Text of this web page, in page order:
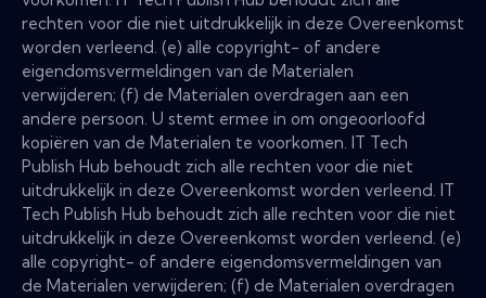
rechten voor die niet uitdrukkelijk in deze Overeenkomst
worden verleend. (e) alle copyright- of andere
eigendomsvermeldingen van de Materialen
verwijderen; (f) de Materialen overdragen aan een
andere persoon. U stemt ermee in om ongeoorloofd
kopiëren van de Materialen te voorkomen. IT Tech
Publish Hub behoudt zich alle rechten voor die niet
uitdrukkelijk in deze Overeenkomst worden verleend. IT
Tech Publish Hub behoudt zich alle rechten voor die niet
uitdrukkelijk in deze Overeenkomst worden verleend. (e)
alle copyright- of andere eigendomsvermeldingen van
de Materialen verwijderen; (f) de Materialen overdragen